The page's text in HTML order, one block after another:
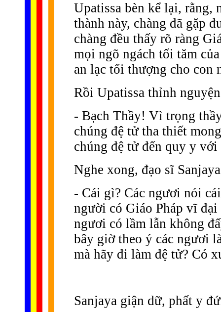
Upatissa bèn kể lại, rằng,
thành này, chàng đã gặp
chàng đều thấy rõ ràng
mọi ngõ ngách tối tăm
an lạc tối thượng cho con
Rồi Upatissa thỉnh
- Bạch Thầy! Vì trọng
chúng đệ tử tha thiết
chúng đệ tử đến quy y
Nghe xong, đạo sĩ
- Cái gì? Các ngươi nói
người có Giáo Pháp vĩ
ngươi có lầm lẫn không
bây giờ theo ý các ngươi
mà hãy đi làm đệ tử? Có
Sanjaya giận dữ, phất y